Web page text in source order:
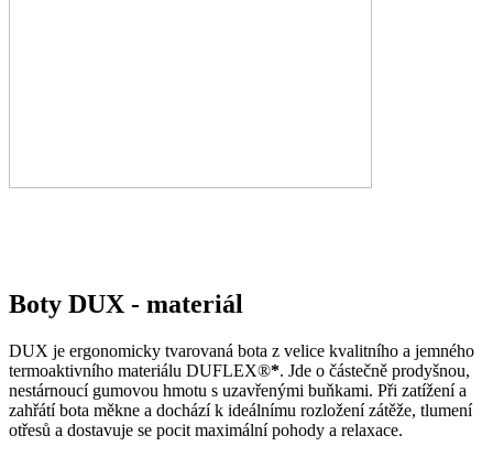
Boty DUX - materiál
DUX je ergonomicky tvarovaná bota z velice kvalitního a jemného
termoaktivního materiálu DUFLEX®*. Jde o částečně prodyšnou,
nestárnoucí gumovou hmotu s uzavřenými buňkami. Při zatížení a
zahřátí bota měkne a dochází k ideálnímu rozložení zátěže, tlumení
otřesů a dostavuje se pocit maximální pohody a relaxace.